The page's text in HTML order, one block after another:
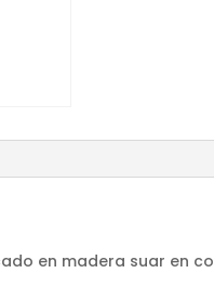
en madera suar en